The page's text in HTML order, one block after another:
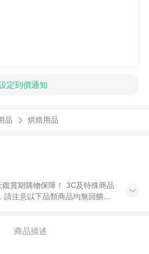
定到價通知
品 烘焙用品
賞期購物保障！ 3C及特殊商品
[2024/6/1起適用] -內接硬
商品描述